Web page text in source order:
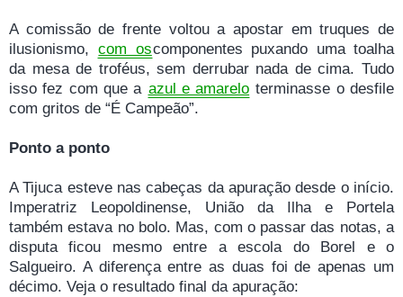
A comissão de frente voltou a apostar em truques de
ilusionismo, com oscomponentes puxando uma toalha
da mesa de troféus, sem derrubar nada de cima. Tudo
isso fez com que a azul e amarelo terminasse o desfile
com gritos de “É Campeão”.
Ponto a ponto
A Tijuca esteve nas cabeças da apuração desde o início.
Imperatriz Leopoldinense, União da Ilha e Portela
também estava no bolo. Mas, com o passar das notas, a
disputa ficou mesmo entre a escola do Borel e o
Salgueiro. A diferença entre as duas foi de apenas um
décimo. Veja o resultado final da apuração: